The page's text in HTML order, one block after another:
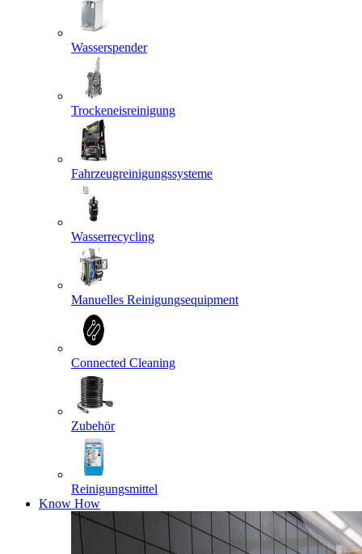
Wasserspender
Trockeneisreinigung
Fahrzeugreinigungssysteme
Wasserrecycling
Manuelles Reinigungsequipment
Connected Cleaning
Zubehör
Reinigungsmittel
Know How